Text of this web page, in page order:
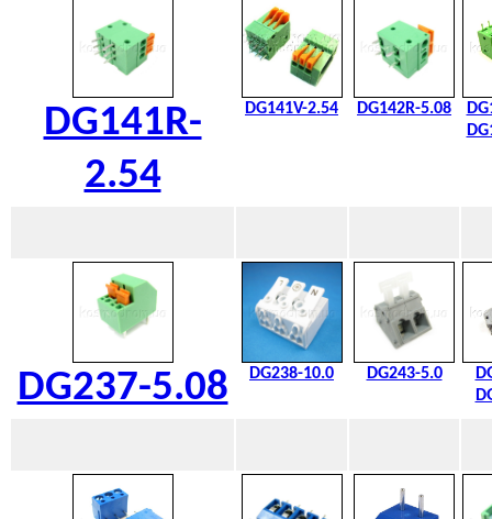
DG141R-
2.54
DG141V-2.54 DG142R-5.08
DG237-5.08 DG238-10.0 DG243-5.0